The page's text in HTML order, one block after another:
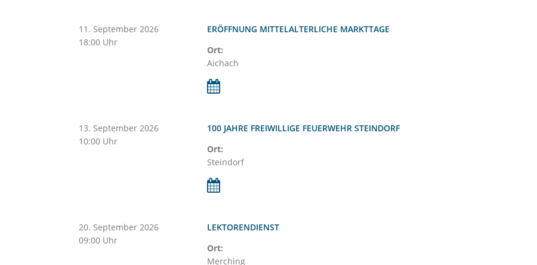
11. September 2026
18:00 Uhr
ERÖFFNUNG MITTELALTERLICHE MARKTTAGE
Ort:
Aichach
13. September 2026
10:00 Uhr
100 JAHRE FREIWILLIGE FEUERWEHR STEINDORF
Ort:
Steindorf
20. September 2026
09:00 Uhr
LEKTORENDIENST
Ort:
Merching